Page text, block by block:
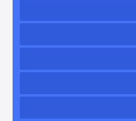
منتشر شد